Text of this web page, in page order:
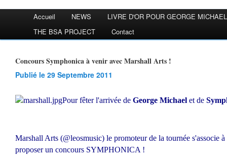
Accueil NEWS
LIVRE D'OR POUR GEORGE MICHAEL
THE BSA PROJECT
Contact
Concours Symphonica à venir avec Marshall Arts !
Publié le 29 Septembre 2011
Pour fêter l'arrivée de George Michael et de
Marshall Arts (@leosmusic) le promoteur de la tournée s'associe
proposer un concours SYMPHONICA !